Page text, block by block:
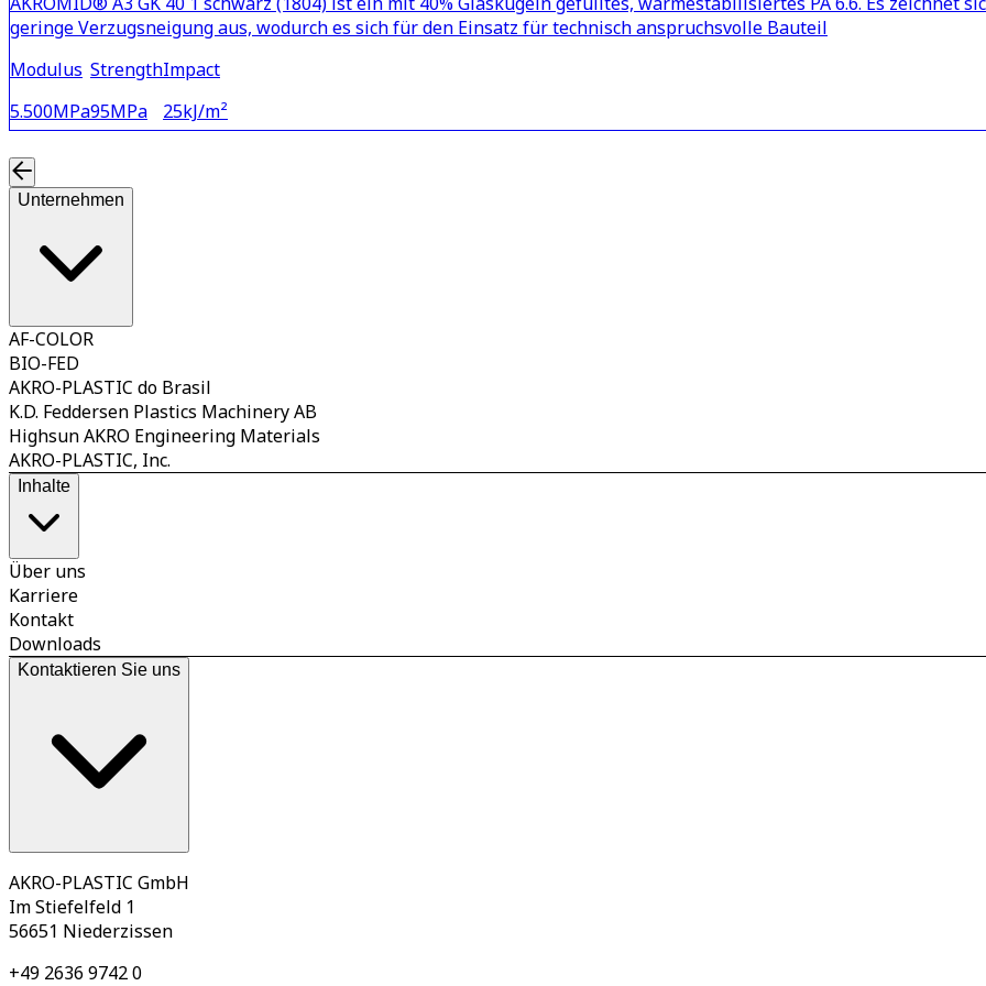
geringe Verzugsneigung aus, wodurch es sich für den Einsatz für technisch anspruchsvolle Bauteil
Modulus
5.500MPa
Strength
95MPa
Impact
25kJ/m²
Unternehmen
AF-COLOR
BIO-FED
AKRO-PLASTIC do Brasil
K.D. Feddersen Plastics Machinery AB
Highsun AKRO Engineering Materials
AKRO-PLASTIC, Inc.
Inhalte
Über uns
Karriere
Kontakt
Downloads
Kontaktieren Sie uns
AKRO-PLASTIC GmbH
Im Stiefelfeld 1
56651 Niederzissen
+49 2636 9742 0